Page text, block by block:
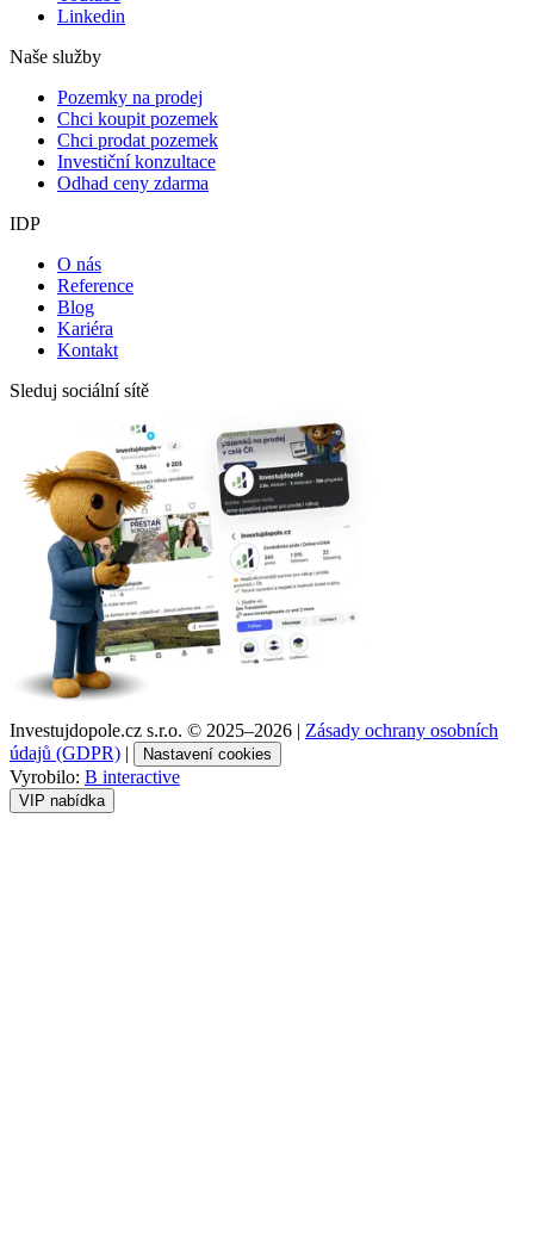
Linkedin
Naše služby
Pozemky na prodej
Chci koupit pozemek
Chci prodat pozemek
Investiční konzultace
Odhad ceny zdarma
IDP
O nás
Reference
Blog
Kariéra
Kontakt
Sleduj sociální sítě
Investujdopole.cz s.r.o. © 2025–2026 | Zásady ochrany osobních
údajů (GDPR) | Nastavení cookies
Vyrobilo: B interactive
VIP nabídka